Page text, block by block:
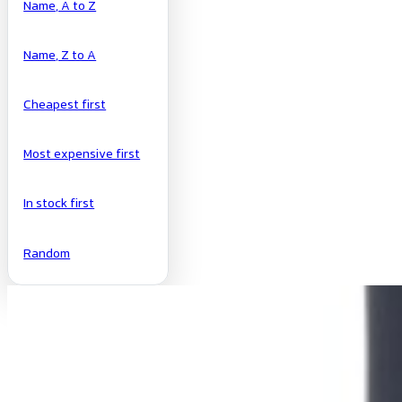
Name, A to Z
Name, Z to A
Cheapest first
Most expensive first
In stock first
Random